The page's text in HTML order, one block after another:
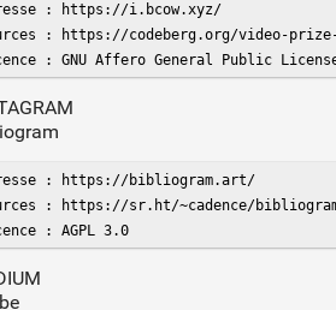
: https://i.bcow.xyz/
: https://codeberg.org/video-
: GNU Affero General Public
: https://bibliogram.art/
: https://sr.ht/~cadence/
: AGPL 3.0